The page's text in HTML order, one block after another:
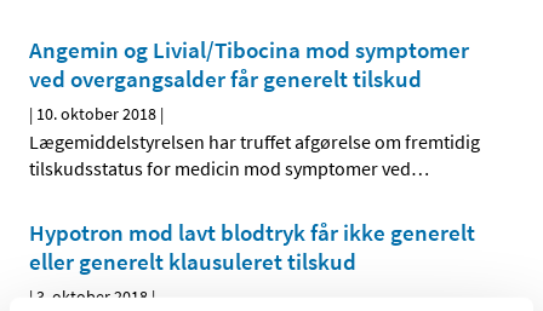
Angemin og Livial/Tibocina mod symptomer
ved overgangsalder får generelt tilskud
| 10. oktober 2018 |
Lægemiddelstyrelsen har truffet afgørelse om fremtidig
tilskudsstatus for medicin mod symptomer ved…
Hypotron mod lavt blodtryk får ikke generelt
eller generelt klausuleret tilskud
|3. oktober 2018 |